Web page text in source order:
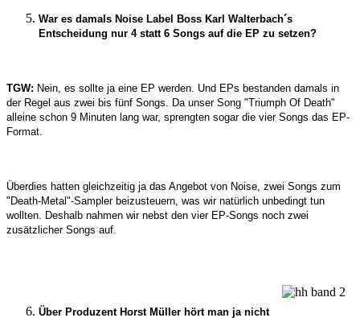
War es damals Noise Label Boss Karl Walterbach´s
Entscheidung nur 4 statt 6 Songs auf die EP zu setzen?
TGW: Nein, es sollte ja eine EP werden. Und EPs bestanden damals in
der Regel aus zwei bis fünf Songs. Da unser Song "Triumph Of Death"
alleine schon 9 Minuten lang war, sprengten sogar die vier Songs das EP-
Format.
Überdies hatten gleichzeitig ja das Angebot von Noise, zwei Songs zum
"Death-Metal"-Sampler beizusteuern, was wir natürlich unbedingt tun
wollten. Deshalb nahmen wir nebst den vier EP-Songs noch zwei
zusätzlicher Songs auf.
Über Produzent Horst Müller hört man ja nicht